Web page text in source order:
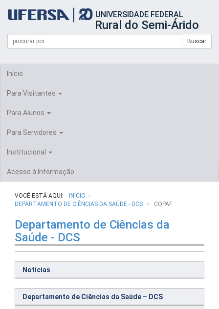
portal
UFERSA
UNIVERSIDADE FEDERAL
Rural do Semi-Árido
Formulário
Busca
Campo
de
Buscar
Início
Para Visitantes
Para Alunos
Para Servidores
Institucional
Acesso à Informação
VOCÊ ESTÁ AQUI:
INÍCIO
DEPARTAMENTO DE CIÊNCIAS DA SAÚDE - DCS
COPAF
Departamento de Ciências da
Saúde - DCS
Notícias
Departamento de Ciências da Saúde – DCS